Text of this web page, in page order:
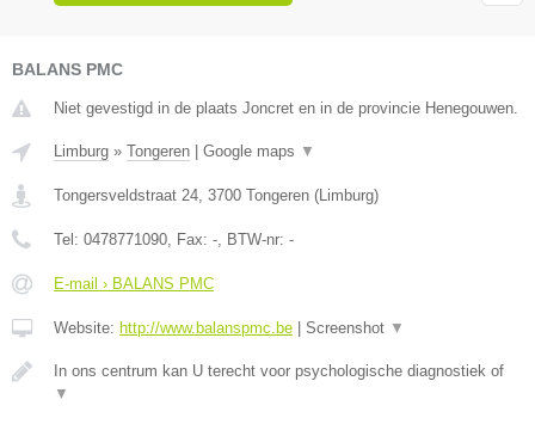
BALANS PMC
Niet gevestigd in de plaats Joncret en in de provincie Henegouwen.
Limburg » Tongeren Google maps ▼
Tongersveldstraat 24, 3700 Tongeren (Limburg)
Tel: 0478771090, Fax: -, BTW-nr: -
E-mail › BALANS PMC
Website: http://www.balanspmc.be Screenshot ▼
In ons centrum kan U terecht voor psychologische diagnostiek of
▼